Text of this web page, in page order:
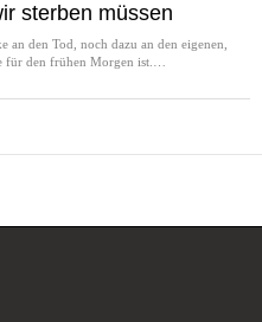
sterben müssen
an den Tod, noch dazu an den eigenen,
für den frühen Morgen ist.…